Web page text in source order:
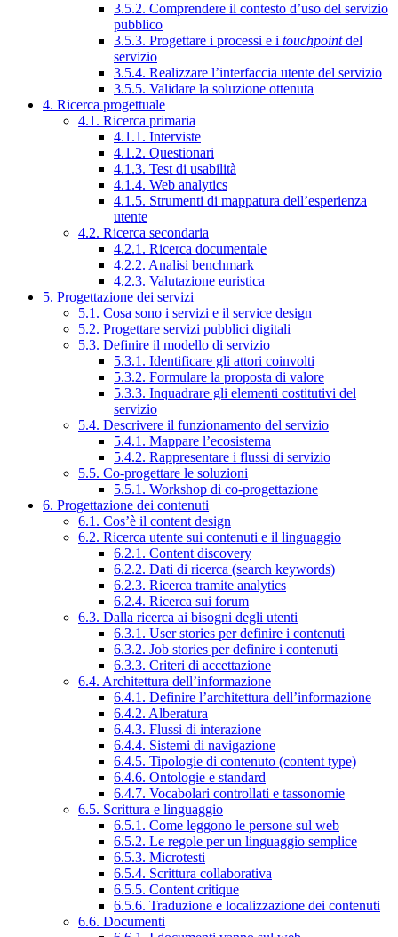
3.5.2. Comprendere il contesto d’uso del servizio
pubblico
3.5.3. Progettare i processi e i touchpointdel
servizio
3.5.4. Realizzare l’interfaccia utente del servizio
3.5.5. Validare la soluzione ottenuta
4. Ricerca progettuale
4.1. Ricerca primaria
4.1.1. Interviste
4.1.2. Questionari
4.1.3. Test di usabilità
4.1.4. Web analytics
4.1.5. Strumenti di mappatura dell’esperienza
utente
4.2. Ricerca secondaria
4.2.1. Ricerca documentale
4.2.2. Analisi benchmark
4.2.3. Valutazione euristica
5. Progettazione dei servizi
5.1. Cosa sono i servizi e il service design
5.2. Progettare servizi pubblici digitali
5.3. Definire il modello di servizio
5.3.1. Identificare gli attori coinvolti
5.3.2. Formulare la proposta di valore
5.3.3. Inquadrare gli elementi costitutivi del
servizio
5.4. Descrivere il funzionamento del servizio
5.4.1. Mappare l’ecosistema
5.4.2. Rappresentare i flussi di servizio
5.5. Co-progettare le soluzioni
5.5.1. Workshop di co-progettazione
6. Progettazione dei contenuti
6.1. Cos’è il content design
6.2. Ricerca utente sui contenuti e il linguaggio
6.2.1. Content discovery
6.2.2. Dati di ricerca (search keywords)
6.2.3. Ricerca tramite analytics
6.2.4. Ricerca sui forum
6.3. Dalla ricerca ai bisogni degli utenti
6.3.1. User stories per definire i contenuti
6.3.2. Job stories per definire i contenuti
6.3.3. Criteri di accettazione
6.4. Architettura dell’informazione
6.4.1. Definire l’architettura dell’informazione
6.4.2. Alberatura
6.4.3. Flussi di interazione
6.4.4. Sistemi di navigazione
6.4.5. Tipologie di contenuto (content type)
6.4.6. Ontologie e standard
6.4.7. Vocabolari controllati e tassonomie
6.5. Scrittura e linguaggio
6.5.1. Come leggono le persone sul web
6.5.2. Le regole per un linguaggio semplice
6.5.3. Microtesti
6.5.4. Scrittura collaborativa
6.5.5. Content critique
6.5.6. Traduzione e localizzazione dei contenuti
6.6. Documenti